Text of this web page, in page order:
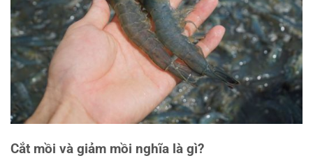
Cắt mồi và giảm mồi nghĩa là gì?